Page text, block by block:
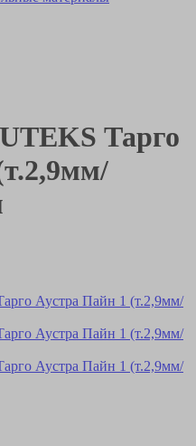
Тарго